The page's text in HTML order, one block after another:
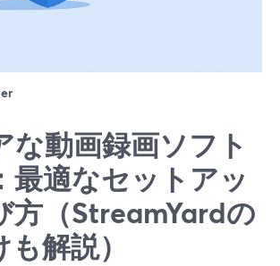
な動画録画ソフト
最適なセットアッ
方（StreamYardの
解説）